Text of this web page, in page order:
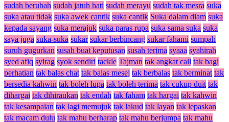
sudah berubah sudah jatuh hati sudah merayu sudah tak mesra suka
suka atau tidak suka awek cantik suka cantik Suka dalam diam suka
kepada sayang suka merajuk suka paras rupa suka sama suka suka
saya juga suka-suka sukar sukar berbincang sukar fahami sumpah
suruh gugurkan susah buat keputusan susah terima syaaa syahirah
syed afiq syirag syok sendiri tackle Tajman tak angkat call tak bagi
perhatian tak balas chat tak balas mesej tak berbalas tak berminat tak
bersedia kahwin tak boleh lupa tak boleh terima tak cukup duit tak
dihargai tak dihiraukan tak endah tak faham tak hargai tak kahwin
tak kesampaian tak lagi memujuk tak lakud tak layan tak lepaskan
tak macam dulu tak mahu berharap tak mahu berjumpa tak mahu